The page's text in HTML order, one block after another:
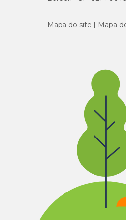
Mapa do site Mapa